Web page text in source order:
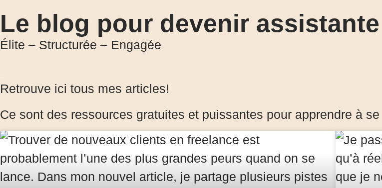
Le blog pour devenir
Élite – Structurée – Engagée
Retrouve ici tous mes articles!
Ce sont des ressources gratuites et puissantes pour apprendre à